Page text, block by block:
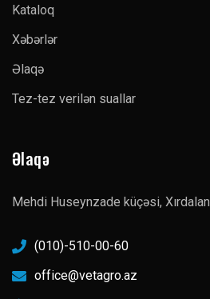
Kataloq
Xəbərlər
Əlaqə
Tez-tez verilən suallar
Əlaqə
Mehdi Huseynzade küçəsi, Xırdalan
(010)-510-00-60
office@vetagro.az